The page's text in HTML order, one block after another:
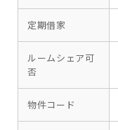
定期借家
ルームシェア可
否
物件コード